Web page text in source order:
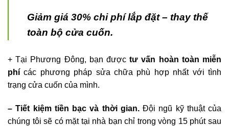
Giảm giá 30% chi phí lắp đặt – thay thế
toàn bộ cửa cuốn.
+ Tại Phương Đông, bạn đượctư vấn hoàn toàn miễn
phí các phương pháp sửa chữa phù hợp nhất với tình
trạng cửa cuốn của mình.
– Tiết kiệm tiền bạc và thời gian.Đội ngũ kỹ thuật của
chúng tôi sẽ có mặt tại nhà bạn chỉ trong vòng 15 phút sau